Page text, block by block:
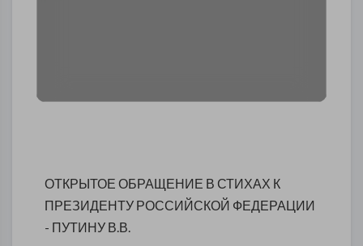
ОТКРЫТОЕ ОБРАЩЕНИЕ В СТИХАХ К
ПРЕЗИДЕНТУ РОССИЙСКОЙ ФЕДЕРАЦИИ
- ПУТИНУ В.В.